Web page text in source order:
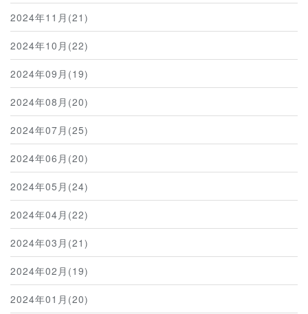
2024年11月(21)
2024年10月(22)
2024年09月(19)
2024年08月(20)
2024年07月(25)
2024年06月(20)
2024年05月(24)
2024年04月(22)
2024年03月(21)
2024年02月(19)
2024年01月(20)